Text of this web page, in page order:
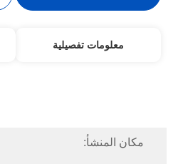
معلومات تفصيلية
مكان المنشأ: